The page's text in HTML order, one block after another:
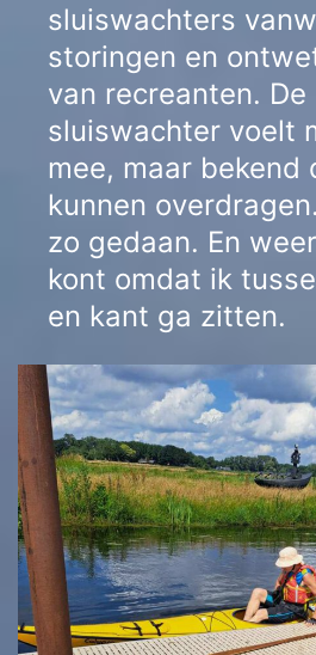
sluiswachters
storingen en
van recreanten. De
sluiswachter voelt
mee, maar
kunnen
zo gedaan. En
kont omdat ik
en kant ga zitten.